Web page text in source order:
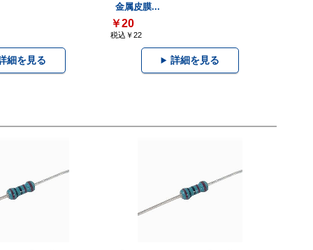
細を見る
金属皮膜...
￥20
税込￥22
詳細を見る